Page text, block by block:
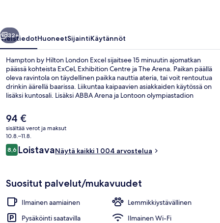
Seuraava
32+
YleistiedotHuoneetSijaintiKäytännöt
Hampton by Hilton London Excel sijaitsee 15 minuutin ajomatkan
päässä kohteista ExCeL Exhibition Centre ja The Arena. Paikan päällä
oleva ravintola on täydellinen paikka nauttia ateria, tai voit rentoutua
drinkin äärellä baarissa. Liikuntaa kaipaavien asiakkaiden käytössä on
lisäksi kuntosali. Lisäksi ABBA Arena ja Lontoon olympiastadion
majoituspaikan avuliasta henkilökuntaa ja aamupalaa. Julkisen
liikenteen yhteydet sijaitsevat vain lyhyen kävelymatkan päässä:
Royal Albertin DLR-liikenneasema sijaitsee 4 minuutin ja Prince
Regentin DLR-liikenneasema 8 minuutin kävelymatkan päässä.
Nykyinen
hinta
on
94 €
94 €
sisältää verot ja maksut
10.8.–11.8.
Arvostelut
8,68,6 kautta 10.
LoistavaNäytä kaikki 1 004 arvostelua
Suositut palvelut/mukavuudet
Ilmainen aamiainen
Lemmikkiystävällinen
Pysäköinti saatavilla
Ilmainen Wi-Fi